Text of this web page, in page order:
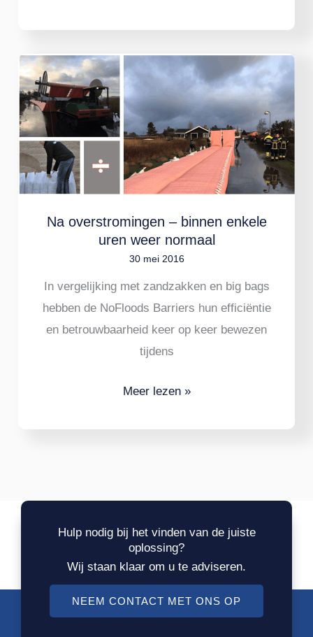
Na overstromingen – binnen enkele
uren weer normaal
30 mei 2016
In vergelijking met zandzakken en big bags
hebben de NoFloods Barriers hun efficiëntie
en betrouwbaarheid keer op keer bewezen
tijdens
overstromingen
binnen
enkele
uren
weer
normaal
Meer lezen »
Hulp nodig bij het vinden van de juiste
oplossing?
Wij staan klaar om u te adviseren.
NEEM CONTACT MET ONS OP